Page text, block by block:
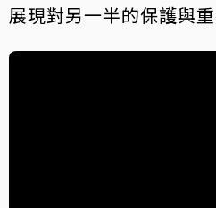
展現對另一半的保護與重